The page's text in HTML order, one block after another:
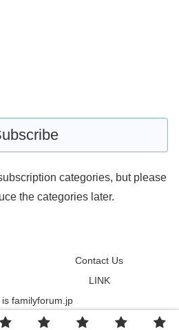
categories, but please
the categories later.
Contact Us
LINK
is familyforum.jp
familyforum.